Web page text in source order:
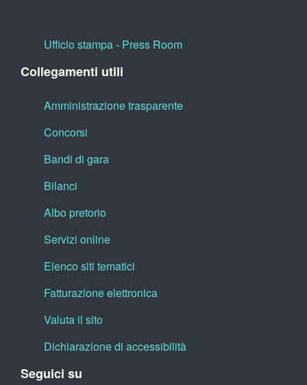
Ufficio stampa - Press Room
Collegamenti utili
Amministrazione trasparente
Concorsi
Bandi di gara
Bilanci
Albo pretorio
Servizi online
Elenco siti tematici
Fatturazione elettronica
Valuta il sito
Dichiarazione di accessibilità
Seguici su